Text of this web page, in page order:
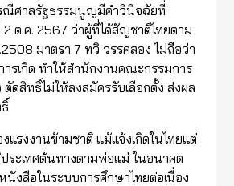
ณีศาลรัฐธรรมนูญมีคำวินิจฉัยที่
ต.ค. 2567 ว่าผู้ที่ได้สัญชาติไทยตาม
มาตรา 7 ทวิ วรรคสอง ไม่ถือว่า
ารเกิด ทำให้สำนักงานคณะกรรมการ
ตัดสิทธิ์ไม่ให้ลงสมัครรับเลือกตั้ง ส่งผล
รงงานข้ามชาติ แม้แจ้งเกิดในไทยแต่
ระเทศต้นทางตามพ่อแม่ ในอนาคต
นังสือในระบบการศึกษาไทยต่อเนื่อง